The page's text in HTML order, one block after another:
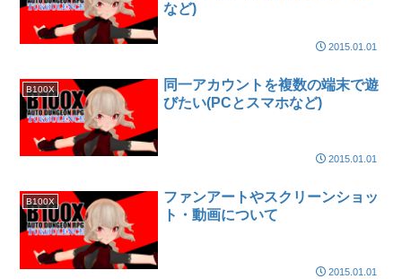
など)
2015.01.01
B100X
同一アカウントを複数の端末で遊
びたい(PCとスマホなど)
2015.01.01
B100X
ファンアートやスクリーンショッ
ト・動画について
2015.01.01